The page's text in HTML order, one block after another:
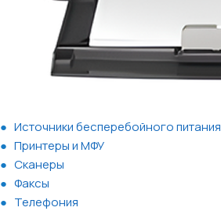
Источники бесперебойного питания
Принтеры и МФУ
Сканеры
Факсы
Телефония